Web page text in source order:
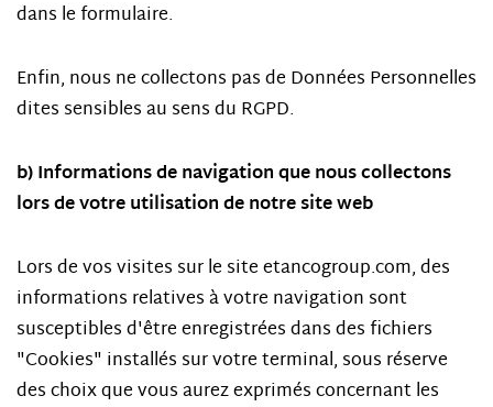
dans le formulaire.
Enfin, nous ne collectons pas de Données Personnelles
dites sensibles au sens du RGPD.
b) Informations de navigation que nous collectons
lors de votre utilisation de notre site web
Lors de vos visites sur le site etancogroup.com, des
informations relatives à votre navigation sont
susceptibles d'être enregistrées dans des fichiers
"Cookies" installés sur votre terminal, sous réserve
des choix que vous aurez exprimés concernant les